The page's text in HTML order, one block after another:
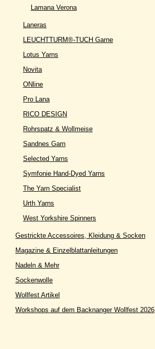
Lamana Verona
Laneras
LEUCHTTURM®-TUCH Garne
Lotus Yarns
Novita
ONline
Pro Lana
RICO DESIGN
Rohrspatz & Wollmeise
Sandnes Garn
Selected Yarns
Symfonie Hand-Dyed Yarns
The Yarn Specialist
Urth Yarns
West Yorkshire Spinners
Gestrickte Accessoires, Kleidung & Socken
Magazine & Einzelblattanleitungen
Nadeln & Mehr
Sockenwolle
Wollfest Artikel
Workshops auf dem Backnanger Wollfest 2026